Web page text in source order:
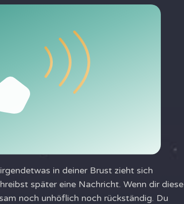
in deiner Brust zieht sich
später eine Nachricht. Wenn dir diese
noch unhöflich noch rückständig. Du